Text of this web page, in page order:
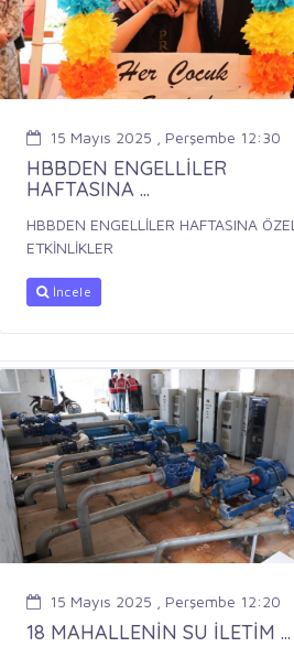
15 Mayıs 2025 , Perşembe 12:30
HBBDEN ENGELLİLER
HAFTASINA ...
HBBDEN ENGELLİLER HAFTASINA ÖZEL
ETKİNLİKLER
İncele
15 Mayıs 2025 , Perşembe 12:20
18 MAHALLENİN SU İLETİM ...